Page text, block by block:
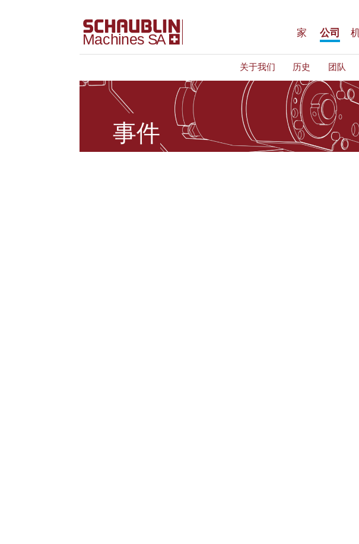
家 公司
关于我们 历史 团队
事件